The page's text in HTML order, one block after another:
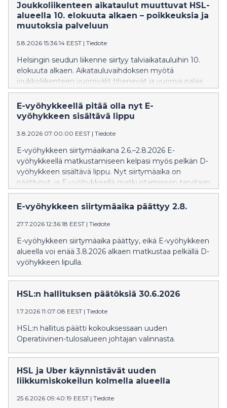
Joukkoliikenteen aikataulut muuttuvat HSL-
alueella 10. elokuuta alkaen – poikkeuksia ja
muutoksia palveluun
5.8.2026 15:36:14 EEST | Tiedote
Helsingin seudun liikenne siirtyy talviaikatauluihin 10.
elokuuta alkaen. Aikatauluvaihdoksen myötä
joukkoliikenteen vuorovälit tihenevät ja vuoroja palaa
kesätauolta. Syksyn aikana on muutoksia juna-, ratikka-
ja bussiliikenteessä.
E-vyöhykkeellä pitää olla nyt E-
vyöhykkeen sisältävä lippu
3.8.2026 07:00:00 EEST | Tiedote
E-vyöhykkeen siirtymäaikana 2.6.–2.8.2026 E-
vyöhykkeellä matkustamiseen kelpasi myös pelkän D-
vyöhykkeen sisältävä lippu. Nyt siirtymäaika on
päättynyt, ja E-vyöhykkeellä matkustamiseen tarvitaan
E-vyöhykkeen sisältävä lippu.
E-vyöhykkeen siirtymäaika päättyy 2.8.
27.7.2026 12:36:18 EEST | Tiedote
E-vyöhykkeen siirtymäaika päättyy, eikä E-vyöhykkeen
alueella voi enää 3.8.2026 alkaen matkustaa pelkällä D-
vyöhykkeen lipulla.
HSL:n hallituksen päätöksiä 30.6.2026
1.7.2026 11:07:08 EEST | Tiedote
HSL:n hallitus päätti kokouksessaan uuden
Operatiivinen-tulosalueen johtajan valinnasta.
HSL ja Uber käynnistävät uuden
liikkumiskokeilun kolmella alueella
25.6.2026 09:40:19 EEST | Tiedote